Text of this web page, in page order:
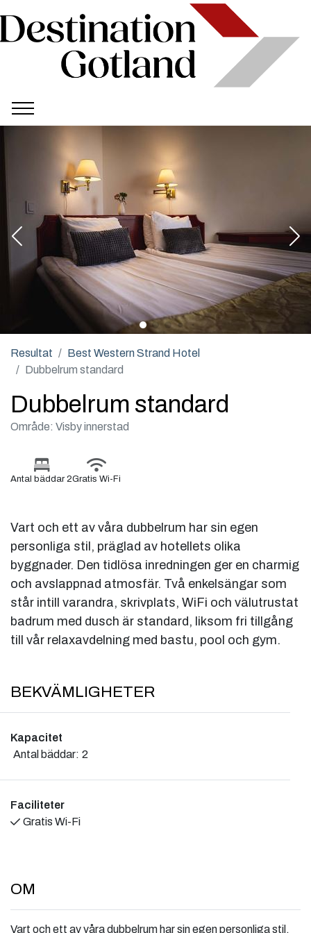
Resultat
Best Western Strand Hotel
Dubbelrum standard
Dubbelrum standard
Område: Visby innerstad
Antal bäddar 2Gratis Wi-Fi
Vart och ett av våra dubbelrum har sin egen
personliga stil, präglad av hotellets olika
byggnader. Den tidlösa inredningen ger en charmig
och avslappnad atmosfär. Två enkelsängar som
står intill varandra, skrivplats, WiFi och välutrustat
badrum med dusch är standard, liksom fri tillgång
till vår relaxavdelning med bastu, pool och gym.
BEKVÄMLIGHETER
Kapacitet
Antal bäddar: 2
Faciliteter
Gratis Wi-Fi
OM
Vart och ett av våra dubbelrum har sin egen personliga stil,